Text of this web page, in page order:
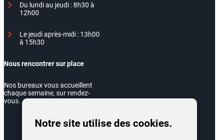
Du lundi au jeudi : 8h30 à
12h00
Le jeudi après-midi : 13h00
à 15h30
Nous rencontrer sur place
Nos bureaux vous accueillent
chaque semaine, sur rendez-
vous.
Notre site utilise des cookies.